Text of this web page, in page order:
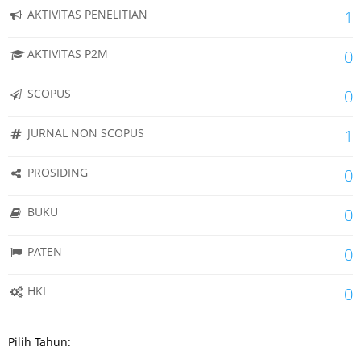
AKTIVITAS PENELITIAN 1
AKTIVITAS P2M 0
SCOPUS 0
JURNAL NON SCOPUS 1
PROSIDING 0
BUKU 0
PATEN 0
HKI 0
Pilih Tahun: